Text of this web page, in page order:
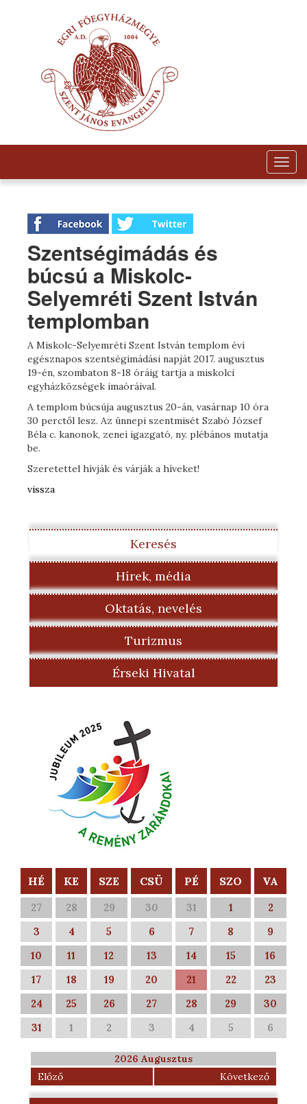
Szentségimádás és
búcsú a Miskolc-
Selyemréti Szent István
templomban
A Miskolc-Selyemréti Szent István templom évi
egésznapos szentségimádási napját 2017. augusztus
19-én, szombaton 8-18 óráig tartja a miskolci
egyházközségek imaóráival.
A templom búcsúja augusztus 20-án, vasárnap 10 óra
30 perctől lesz. Az ünnepi szentmisét Szabó József
Béla c. kanonok, zenei igazgató, ny. plébános mutatja
be.
Szeretettel hívják és várják a híveket!
vissza
Keresés
Hírek, média
Oktatás, nevelés
Turizmus
Érseki Hivatal
HÉ KE SZE CSÜ PÉ SZO VA
27 28 29 30 31 1
2
3
4 5 6 7 8
9
10
11 12 13 14 15
16
17
18 19 20 21 22
23
24
25 26 27 28 29
30
31
1 2 3 4 5 6
2026 Augusztus
Előző
Következő